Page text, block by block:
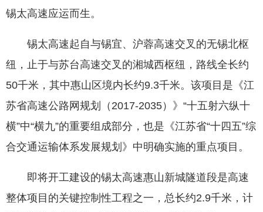
锡太高速应运而生。
锡太高速起自与锡宜、沪蓉高速交叉的无锡北枢
纽，止于与苏台高速交叉的湘城西枢纽，路线全长约
50千米，其中惠山区境内长约9.3千米。该项目是《江
苏省高速公路网规划（2017-2035）》“十五射六纵十
横”中“横九”的重要组成部分，也是《江苏省“十四五”综
合交通运输体系发展规划》中明确实施的重点项目。
即将开工建设的锡太高速惠山新城隧道段是高速
整体项目的关键控制性工程之一，总长约2.9千米，计